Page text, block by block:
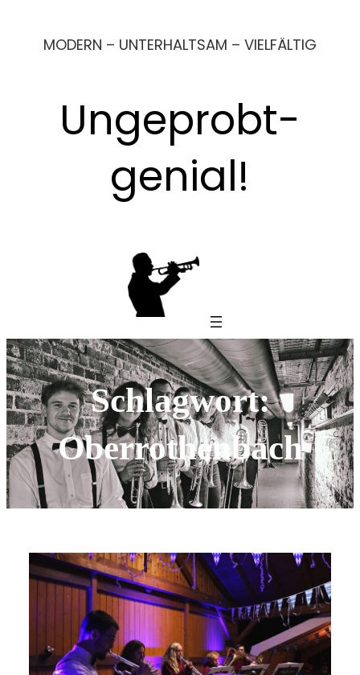
InhaltMODERN – UNTERHALTSAM – VIELFÄLTIG
Ungeprobt-
genial!
Schlagwort:
Oberrothenbach